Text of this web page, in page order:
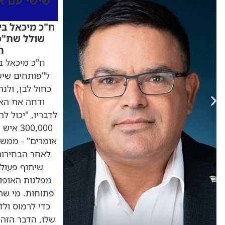
ח"כ מיכאל
שולל
ח"כ מיכאל
ל"פותחים
כחול לבן,
ודחה את
אומרים" -
לאחר
שיתוף
מפלגות
כדי לרמוס
שלו, הדבר הזה